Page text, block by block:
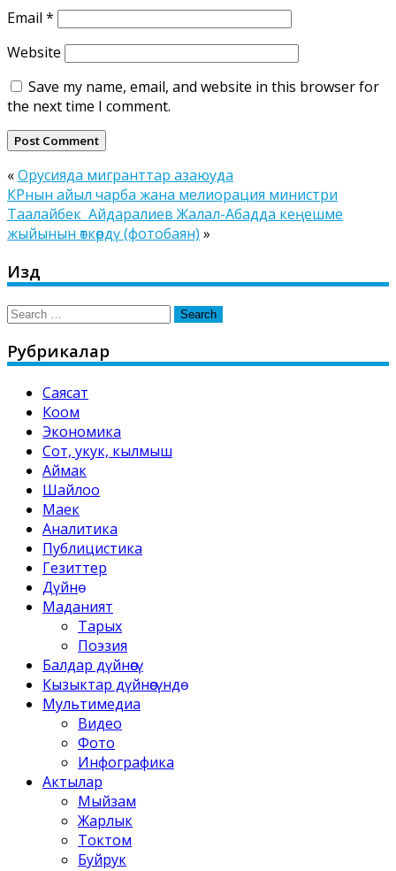
Email *
Website
Save my name, email, and website in this browser for
the next time I comment.
«Орусияда мигранттар азаюуда
КРнын айыл чарба жана мелиорация министри
Таалайбек Айдаралиев Жалал-Абадда кеңешме
жыйынын өткөрдү (фотобаян) »
Издөө
Search
Рубрикалар
Саясат
Коом
Экономика
Сот, укук, кылмыш
Аймак
Шайлоо
Маек
Аналитика
Публицистика
Гезиттер
Дүйнө
Маданият
Тарых
Поэзия
Балдар дүйнөсү
Кызыктар дүйнөсүндө
Мультимедиа
Видео
Фото
Инфографика
Актылар
Мыйзам
Жарлык
Токтом
Буйрук